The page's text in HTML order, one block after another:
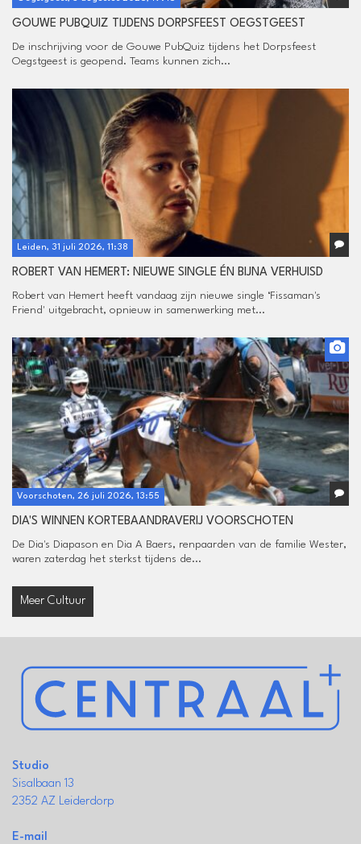
GOUWE PUBQUIZ TIJDENS DORPSFEEST OEGSTGEEST
De inschrijving voor de Gouwe PubQuiz tijdens het Dorpsfeest
Oegstgeest is geopend. Teams kunnen zich...
Leiden, 31 juli 2026, 11:38
ROBERT VAN HEMERT: NIEUWE SINGLE ÉN BIJNA VERHUISD
Robert van Hemert heeft vandaag zijn nieuwe single ‘Fissaman's
Friend' uitgebracht, opnieuw in samenwerking met...
Voorschoten, 26 juli 2026, 13:55
DIA'S WINNEN KORTEBAANDRAVERIJ VOORSCHOTEN
De Dia's Diapason en Dia A Baers, renpaarden van de familie Wester,
waren zaterdag het sterkst tijdens de...
Meer Cultuur
Studio
Sisalbaan 13
2352 AZ Leiderdorp
E-mail